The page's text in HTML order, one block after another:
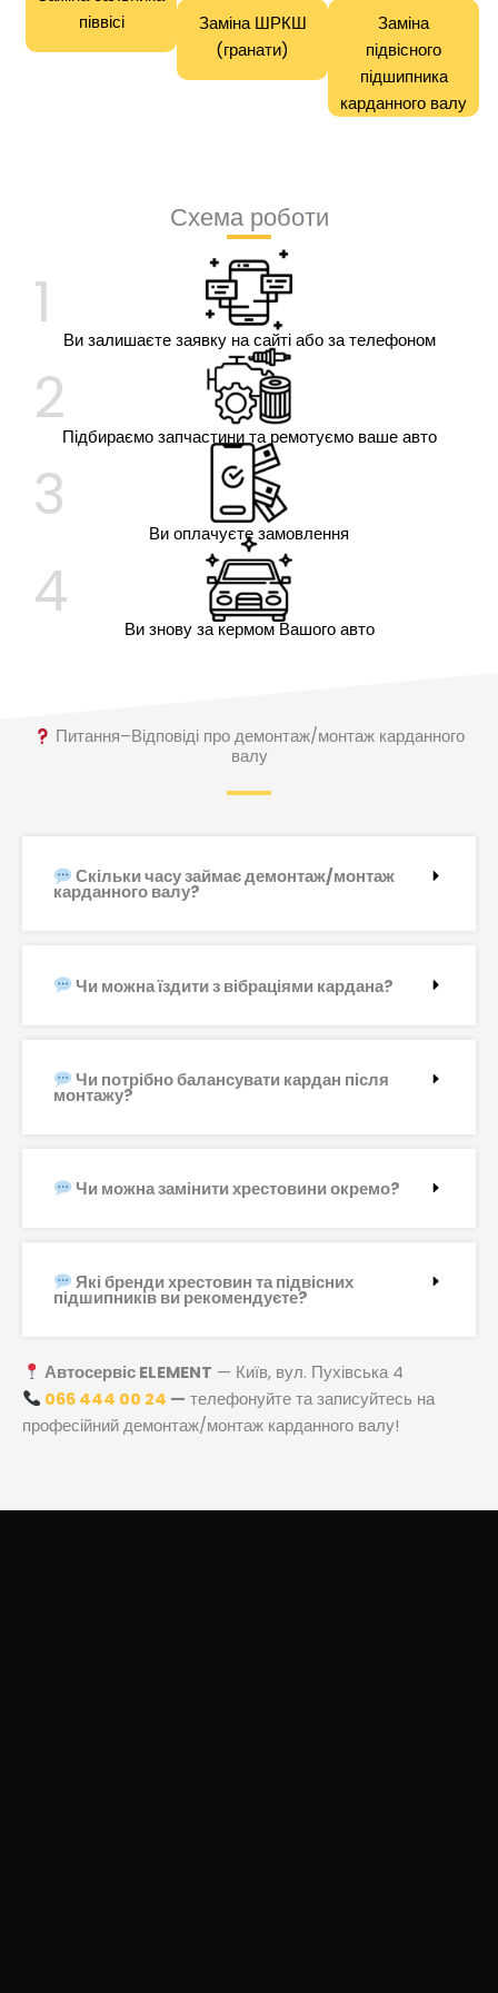
піввісі
Заміна ШРКШ
(гранати)
Заміна
підвісного
підшипника
карданного валу
Схема роботи
1 Ви залишаєте заявку на сайті або за телефоном
2Підбираємо запчастини та ремотуємо ваше авто
3 Ви оплачуєте замовлення
4 Ви знову за кермом Вашого авто
Питання–Відповіді про демонтаж/монтаж карданного
валу
Скільки часу займає демонтаж/монтаж
карданного валу?
Чи можна їздити з вібраціями кардана?
Чи потрібно балансувати кардан після
монтажу?
Чи можна замінити хрестовини окремо?
Які бренди хрестовин та підвісних
підшипників ви рекомендуєте?
Автосервіс ELEMENT — Київ, вул. Пухівська 4
066 444 00 24 — телефонуйте та записуйтесь на
професійний демонтаж/монтаж карданного валу!